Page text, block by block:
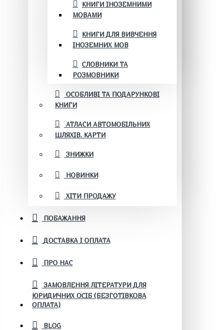
КНИГИ ІНОЗЕМНИМИ
МОВАМИ
КНИГИ ДЛЯ ВИВЧЕННЯ
ІНОЗЕМНИХ МОВ
СЛОВНИКИ ТА
РОЗМОВНИКИ
ОСОБЛИВІ ТА ПОДАРУНКОВІ
КНИГИ
АТЛАСИ АВТОМОБІЛЬНИХ
ШЛЯХІВ. КАРТИ
ЗНИЖКИ
НОВИНКИ
ХІТИ ПРОДАЖУ
ПОБАЖАННЯ
ДОСТАВКА І ОПЛАТА
ПРО НАС
ЗАМОВЛЕННЯ ЛІТЕРАТУРИ ДЛЯ
ЮРИДИЧНИХ ОСІБ (БЕЗГОТІВКОВА
ОПЛАТА)
BLOG